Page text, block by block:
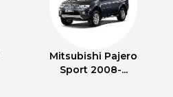
Mitsubishi Pajero
Sport 2008-...